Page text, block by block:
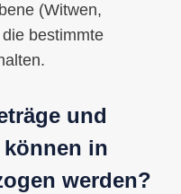
(Witwen,
bestimmte
und
in
werden?